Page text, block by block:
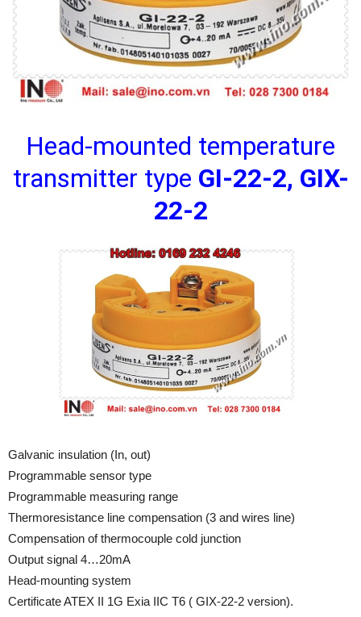
Head-mounted temperature
transmitter type GI-22-2, GIX-
22-2
Galvanic insulation (In, out)
Programmable sensor type
Programmable measuring range
Thermoresistance line compensation (3 and wires line)
Compensation of thermocouple cold junction
Output signal 4…20mA
Head-mounting system
Certificate ATEX II 1G Exia IIC T6 ( GIX-22-2 version).